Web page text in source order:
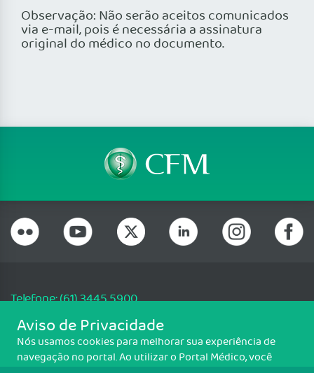
Observação: Não serão aceitos comunicados
via e-mail, pois é necessária a assinatura
original do médico no documento.
Telefone: (61) 3445 5900
Email: cfm@portalmedico.org.br
SGAS 616, Conjunto D, Lote 115, L2 Sul, Brasília/DF - CEP: 70200-760 -
CNPJ: 33.583.550/0001-30
Aviso de Privacidade
Nós usamos cookies para melhorar sua experiência de
navegação no portal. Ao utilizar o Portal Médico, você